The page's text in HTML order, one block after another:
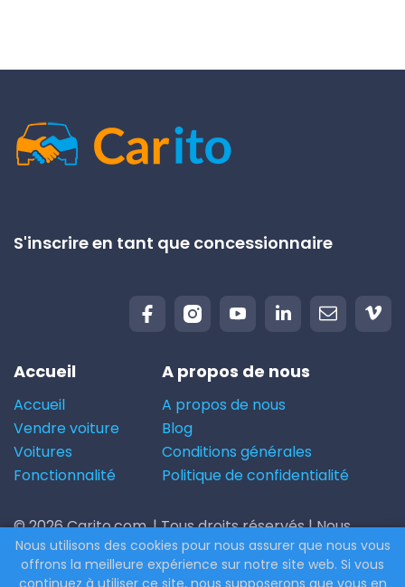
S'inscrire en tant que concessionnaire
Accueil
Accueil
Vendre voiture
Voitures
Fonctionnalité
A propos de nous
A propos de nous
Blog
Conditions générales
Politique de confidentialité
© 2026 Carito.com. | Tous droits réservés | Nous
achetons votre voiture au meilleur prix ! | Powered
byCodiCo.io
Nous utilisons des cookies pour nous assurer que nous vous
offrons la meilleure expérience sur notre site web. Si vous
continuez à utiliser ce site, nous supposerons que vous en